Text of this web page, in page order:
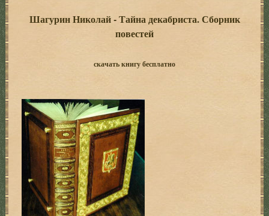
Шагурин Николай - Тайна декабриста. Сборник
повестей
скачать книгу бесплатно